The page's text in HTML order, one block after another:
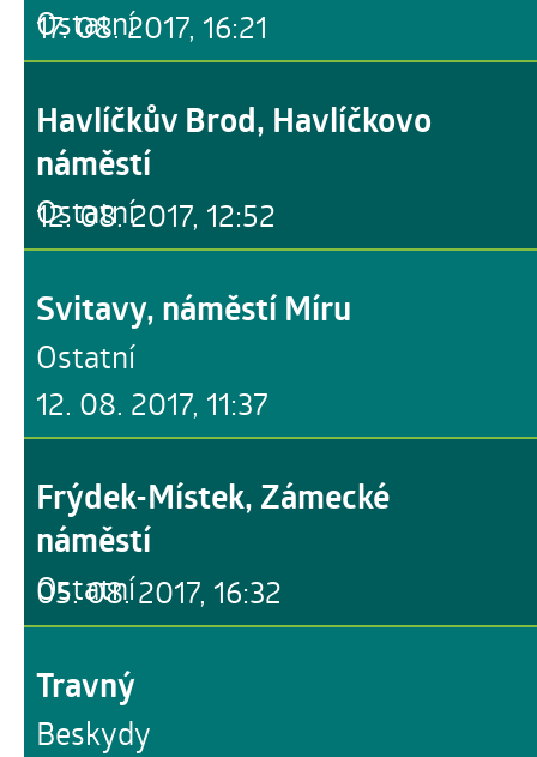
17. 08. 2017, 16:21
Ostatní
12. 08. 2017, 12:52
Havlíčkův Brod, Havlíčkovo
náměstí
Ostatní
12. 08. 2017, 11:37
Svitavy, náměstí Míru
Ostatní
05. 08. 2017, 16:32
Frýdek-Místek, Zámecké
náměstí
Ostatní
Travný
Beskydy